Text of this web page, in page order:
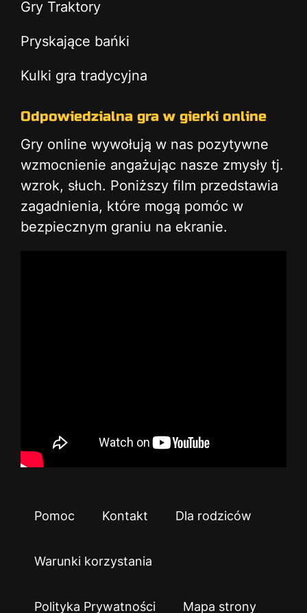
Gry Traktory
Pryskające bańki
Kulki gra tradycyjna
Odpowiedzialna gra w gierki online
Gry online wywołują w nas pozytywne
wzmocnienie angażując nasze zmysły tj.
wzrok, słuch. Poniższy film przedstawia
zagadnienia, które mogą pomóc w
bezpiecznym graniu na ekranie.
Pomoc Kontakt Dla rodziców
Warunki korzystania
Polityka Prywatności Mapa strony